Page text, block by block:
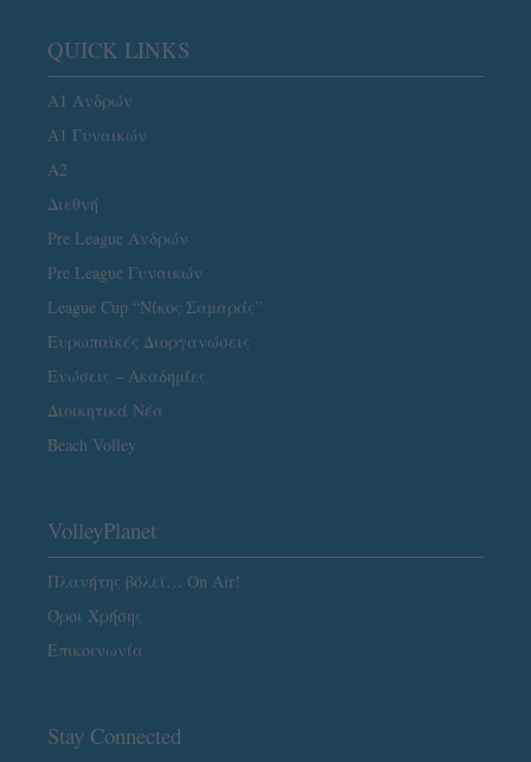
QUICK LINKS
Α1 Ανδρών
Α1 Γυναικών
A2
Διεθνή
Pre League Ανδρών
Pre League Γυναικών
League Cup “Νίκος Σαμαράς”
Ευρωπαϊκές Διοργανώσεις
Ενώσεις – Ακαδημίες
Διοικητικά Νέα
Beach Volley
VolleyPlanet
Πλανήτης βόλεϊ… On Air!
Όροι Χρήσης
Επικοινωνία
Stay Connected